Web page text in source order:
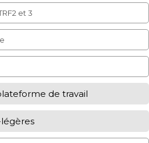
et 3
de travail